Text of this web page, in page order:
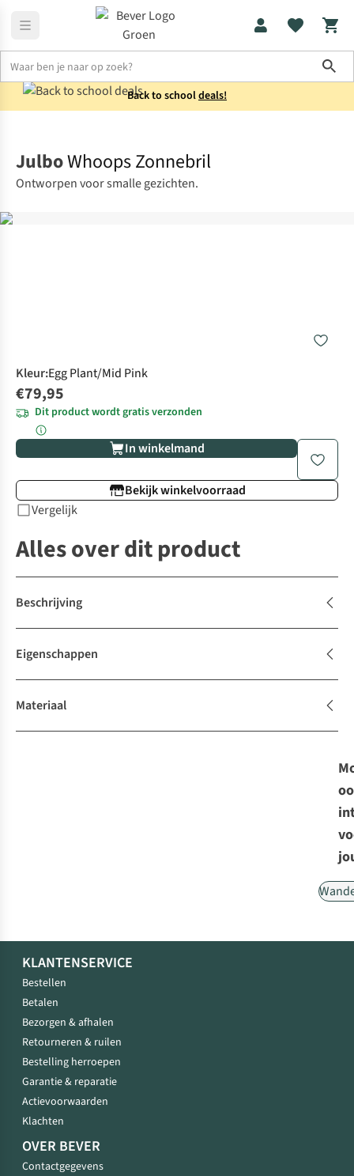
Back to schooldeals!
JulboWhoops Zonnebril
Ontworpen voor smalle gezichten.
Kleur:Egg Plant/Mid Pink
€79,95
Dit product wordt gratis verzonden
In winkelmand
Bekijk winkelvoorraad
Vergelijk
Alles over dit product
Beschrijving
Eigenschappen
Materiaal
KLANTENSERVICE
Bestellen
Betalen
Bezorgen & afhalen
Retourneren & ruilen
Bestelling herroepen
Garantie & reparatie
Actievoorwaarden
Klachten
OVER BEVER
Contactgegevens